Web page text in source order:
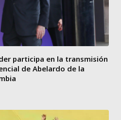
participa en la transmisión
de Abelardo de la